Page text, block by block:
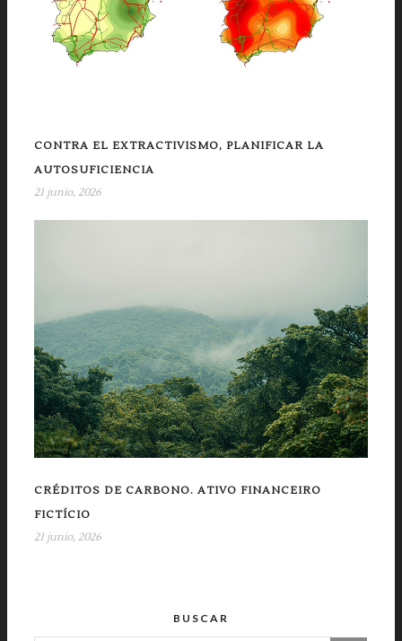
CONTRA EL EXTRACTIVISMO, PLANIFICAR LA
AUTOSUFICIENCIA
21 junio, 2026
CRÉDITOS DE CARBONO. ATIVO FINANCEIRO
FICTÍCIO
21 junio, 2026
BUSCAR